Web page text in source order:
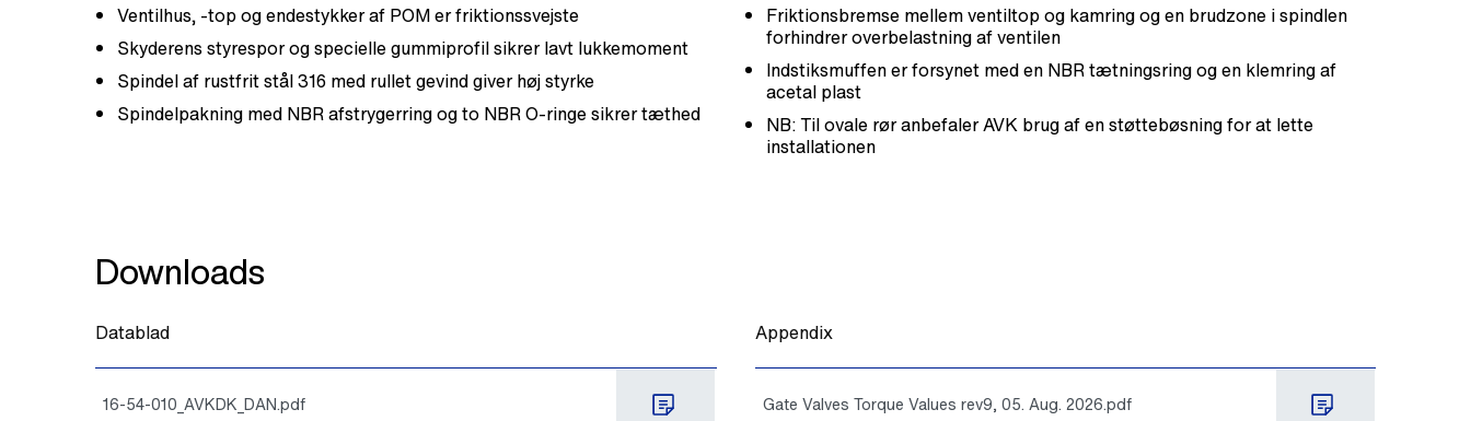
Ventilhus, -top og endestykker af POM er friktionssvejste
Skyderens styrespor og specielle gummiprofil sikrer lavt lukkemoment
Spindel af rustfrit stål 316 med rullet gevind giver høj styrke
Spindelpakning med NBR afstrygerring og to NBR O-ringe sikrer tæthed
Friktionsbremse mellem ventiltop og kamring og en brudzone i spindlen
forhindrer overbelastning af ventilen
Indstiksmuffen er forsynet med en NBR tætningsring og en klemring af
acetal plast
NB: Til ovale rør anbefaler AVK brug af en støttebøsning for at lette
installationen
Downloads
Datablad
16-54-010_AVKDK_DAN.pdf
Appendix
Gate Valves Torque Values rev9, 05. Aug. 2026.pdf